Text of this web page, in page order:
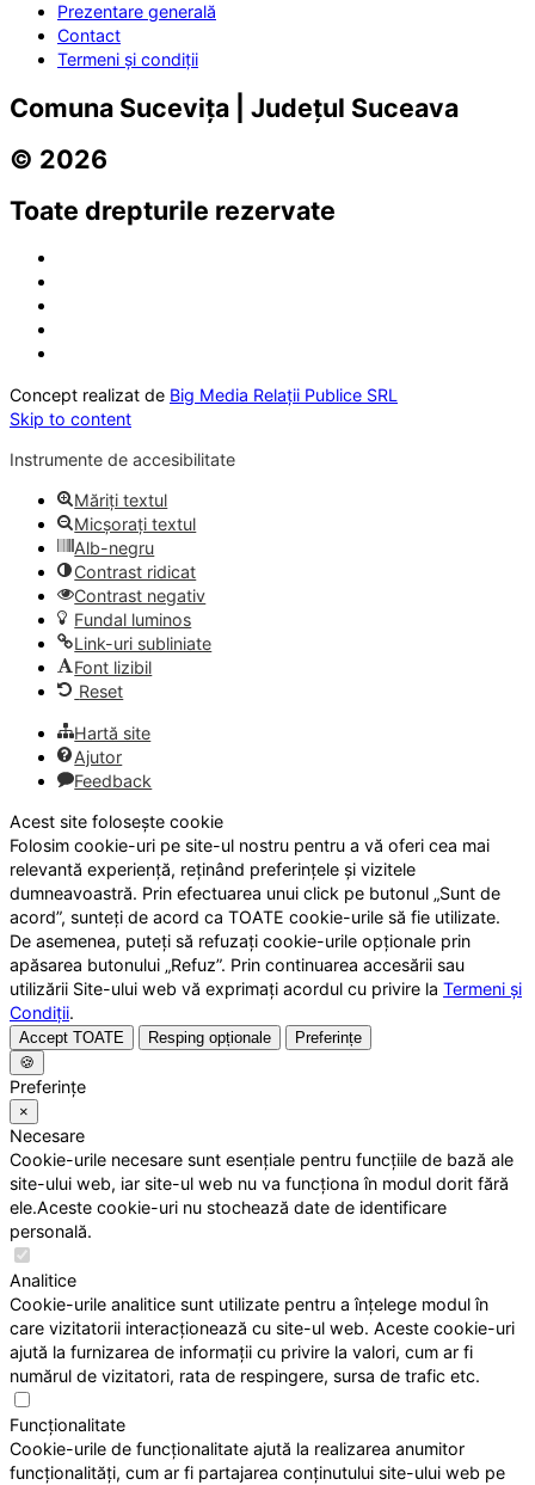
Prezentare generală
Contact
Termeni și condiții
Comuna Sucevița | Județul Suceava
© 2026
Toate drepturile rezervate
Concept realizat de Big Media Relații Publice SRL
Skip to content
Instrumente de accesibilitate
Măriți textul
Micșorați textul
Alb-negru
Contrast ridicat
Contrast negativ
Fundal luminos
Link-uri subliniate
Font lizibil
Reset
Hartă site
Ajutor
Feedback
Acest site folosește cookie
Folosim cookie-uri pe site-ul nostru pentru a vă oferi cea mai
relevantă experiență, reținând preferințele și vizitele
dumneavoastră. Prin efectuarea unui click pe butonul „Sunt de
acord”, sunteți de acord ca TOATE cookie-urile să fie utilizate.
De asemenea, puteți să refuzați cookie-urile opționale prin
apăsarea butonului „Refuz”. Prin continuarea accesării sau
utilizării Site-ului web vă exprimați acordul cu privire la Termeni și
Condiții.
Accept TOATE Resping opționale
Preferințe
🍪
Preferințe
×
Necesare
Cookie-urile necesare sunt esențiale pentru funcțiile de bază ale
site-ului web, iar site-ul web nu va funcționa în modul dorit fără
ele.Aceste cookie-uri nu stochează date de identificare
personală.
Analitice
Cookie-urile analitice sunt utilizate pentru a înțelege modul în
care vizitatorii interacționează cu site-ul web. Aceste cookie-uri
ajută la furnizarea de informații cu privire la valori, cum ar fi
numărul de vizitatori, rata de respingere, sursa de trafic etc.
Funcționalitate
Cookie-urile de funcționalitate ajută la realizarea anumitor
funcționalități, cum ar fi partajarea conținutului site-ului web pe